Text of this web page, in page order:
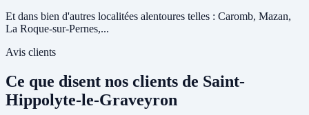
Et dans bien d'autres localitées alentoures telles : Caromb, Mazan,
La Roque-sur-Pernes,...
Avis clients
Ce que disent nos clients de Saint-
Hippolyte-le-Graveyron